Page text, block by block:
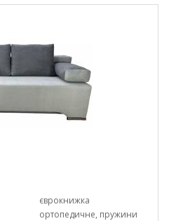
єврокнижка
ортопедичне, пружини